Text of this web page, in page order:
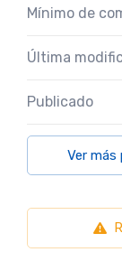
Mínimo de
Última
Publicado
Ver